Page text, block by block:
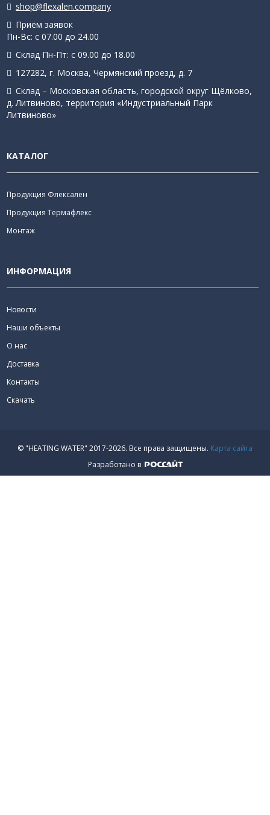
shop@flexalen.company
Приём заявок
Пн-Вс: с 07.00 до 24.00
Склад Пн-Пт: с 09.00 до 18.00
127282, г. Москва, Чермянский проезд, д. 7
Склад – Московская область, городской округ Щёлково,
д. Литвиново, территория «Индустриальный Парк
Литвиново»
КАТАЛОГ
Продукция Флексален
Продукция Термафлекс
Монтаж
ИНФОРМАЦИЯ
Новости
Наши объекты
О нас
Доставка
Контакты
Скачать
© "HEATING WATER" 2017-2026. Все права защищены. Карта сайта
Разработано в